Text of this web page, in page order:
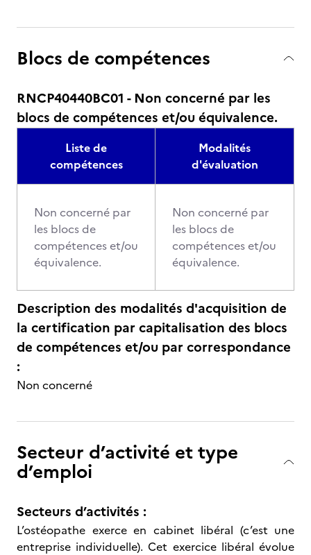
Blocs de compétences
RNCP40440BC01 - Non concerné par les
blocs de compétences et/ou équivalence.
Liste de
compétences
Modalités
d'évaluation
Non concerné par
les blocs de
compétences et/ou
équivalence.
Non concerné par
les blocs de
compétences et/ou
équivalence.
Description des modalités d'acquisition de
la certification par capitalisation des blocs
de compétences et/ou par correspondance
:
Non concerné
Secteur d’activité et type
d’emploi
Secteurs d’activités :
L’ostéopathe exerce en cabinet libéral (c’est une
entreprise individuelle). Cet exercice libéral évolue